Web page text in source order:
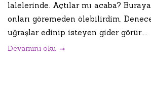
lalelerinde. Açtılar mı acaba?
onları göremeden ölebilirdim.
uğraşlar edinip isteyen gider görür....
Devamını oku